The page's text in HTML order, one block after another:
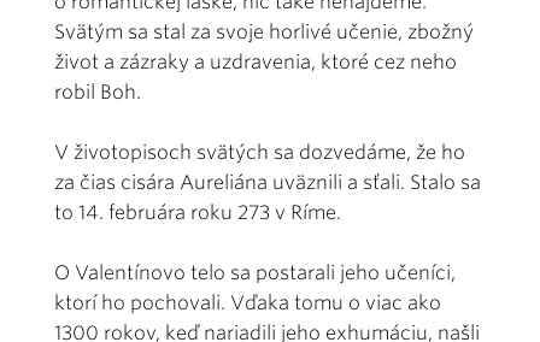
Svätým sa stal za svoje horlivé učenie, zbožný
život a zázraky a uzdravenia, ktoré cez neho
robil Boh.
V životopisoch svätých sa dozvedáme, že ho
za čias cisára Aureliána uväznili a sťali. Stalo sa
to 14. februára roku 273 v Ríme.
O Valentínovo telo sa postarali jeho učeníci,
ktorí ho pochovali. Vďaka tomu o viac ako
1300 rokov, keď nariadili jeho exhumáciu, našli